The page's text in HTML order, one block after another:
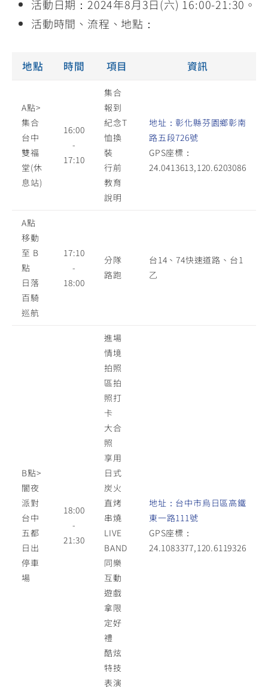
活動日期：2024年8月3日(六) 16:00-21:30。
活動時間、流程、地點：
地點 時間 項目 資訊
A點>
集合
台中
雙福
堂(休
息站)
16:00
-
17:10
集合
報到
紀念T
恤換
裝
行前
教育
說明
地址：彰化縣芬園鄉彰南
路五段726號
GPS座標：
24.0413613,120.6203086
A點
移動
至 B
點
日落
百騎
巡航
17:10
-
18:00
分隊
路跑
台14、74快速道路、台1
乙
B點>
闇夜
派對
台中
五都
日出
停車
場
18:00
-
21:30
進場
情境
拍照
區拍
照打
卡
大合
照
享用
日式
炭火
直烤
串燒
LIVE
BAND
同樂
互動
遊戲
拿限
定好
禮
酷炫
特技
表演
地址：台中市烏日區高鐵
東一路111號
GPS座標：
24.1083377,120.6119326